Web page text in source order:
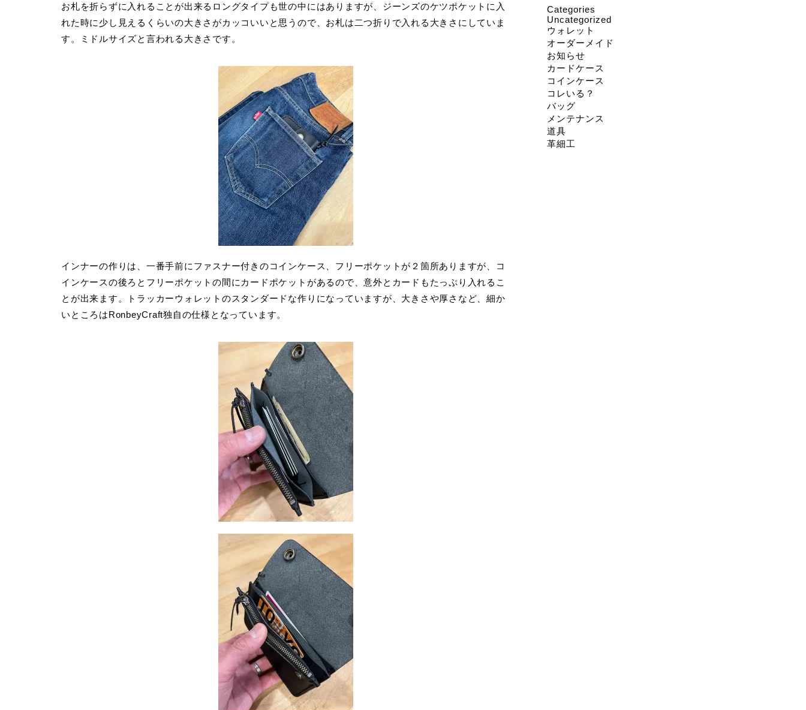
お札を折らずに入れることが出来るロングタイプも世の中にはありますが、ジーンズのケツポケットに入
れた時に少し見えるくらいの大きさがカッコいいと思うので、お札は二つ折りで入れる大きさにしていま
す。ミドルサイズと言われる大きさです。
インナーの作りは、一番手前にファスナー付きのコインケース、フリーポケットが２箇所ありますが、コ
インケースの後ろとフリーポケットの間にカードポケットがあるので、意外とカードもたっぷり入れるこ
とが出来ます。トラッカーウォレットのスタンダードな作りになっていますが、大きさや厚さなど、細か
いところはRonbeyCraft独自の仕様となっています。
Categories
Uncategorized
ウォレット
オーダーメイド
お知らせ
カードケース
コインケース
コレいる？
バッグ
メンテナンス
道具
革細工